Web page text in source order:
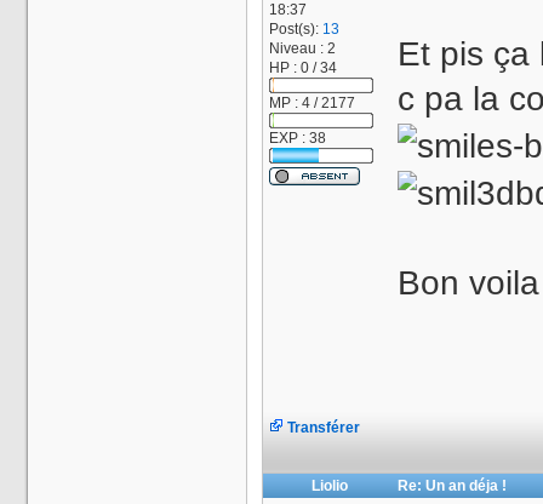
18:37
Post(s): 13
Niveau : 2
HP : 0 / 34
MP : 4 / 2177
EXP : 38
Et pis ça
c pa la
Bon voila
Transférer
Liolio
Re: Un an déja !